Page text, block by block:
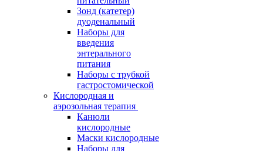
Зонд (катетер)
дуоденальный
Наборы для
введения
энтерального
питания
Наборы с трубкой
гастростомической
Кислородная и
аэрозольная терапия
Канюли
кислородные
Маски кислородные
Наборы для